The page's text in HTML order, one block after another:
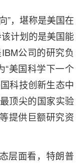
”，堪称是美国在
计划的是美国能
公司的研究负
“美国科学下一个
科技创新生态中
顶尖的国家实验
提供巨额研究资
层面看，特朗普